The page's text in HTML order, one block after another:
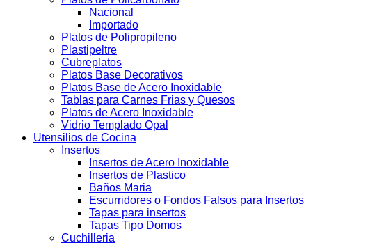
Nacional
Importado
Platos de Polipropileno
Plastipeltre
Cubreplatos
Platos Base Decorativos
Platos Base de Acero Inoxidable
Tablas para Carnes Frias y Quesos
Platos de Acero Inoxidable
Vidrio Templado Opal
Utensilios de Cocina
Insertos
Insertos de Acero Inoxidable
Insertos de Plastico
Baños Maria
Escurridores o Fondos Falsos para Insertos
Tapas para insertos
Tapas Tipo Domos
Cuchilleria